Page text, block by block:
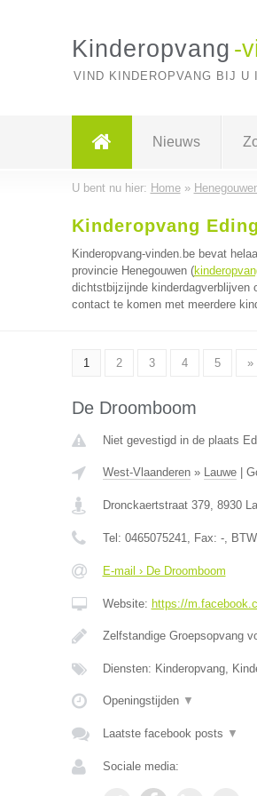
Kinderopvang -
VIND KINDEROPVANG BIJ U
Nieuws
U bent nu hier: Home»
Kinderopvang
Kinderopvang-vinden.be bevat
provincie Henegouwen (
dichtstbijzijnde kinderdagverblijven
contact te komen met meerdere
1 2 3 4 5 »
De Droomboom
Niet gevestigd in de plaats
West-Vlaanderen» Lauwe|
Dronckaertstraat 379, 8930
Tel: 0465075241, Fax: -,
E-mail › De Droomboom
Website: https://
Zelfstandige Groepsopvang
Diensten: Kinderopvang,
Openingstijden ▼
Laatste facebook posts ▼
Sociale media: